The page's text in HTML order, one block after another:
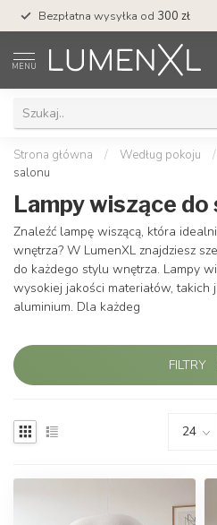
Bezpłatna wysyłka od 300 zł
MENU
Strona główna / Według pokoju /
salonu
Lampy wiszące do
Znaleźć lampę wiszącą, która
wnętrza? W LumenXL znajdziesz
do każdego stylu wnętrza. Lampy
wysokiej jakości materiałów,
aluminium. Dla każdeg
FILTRY